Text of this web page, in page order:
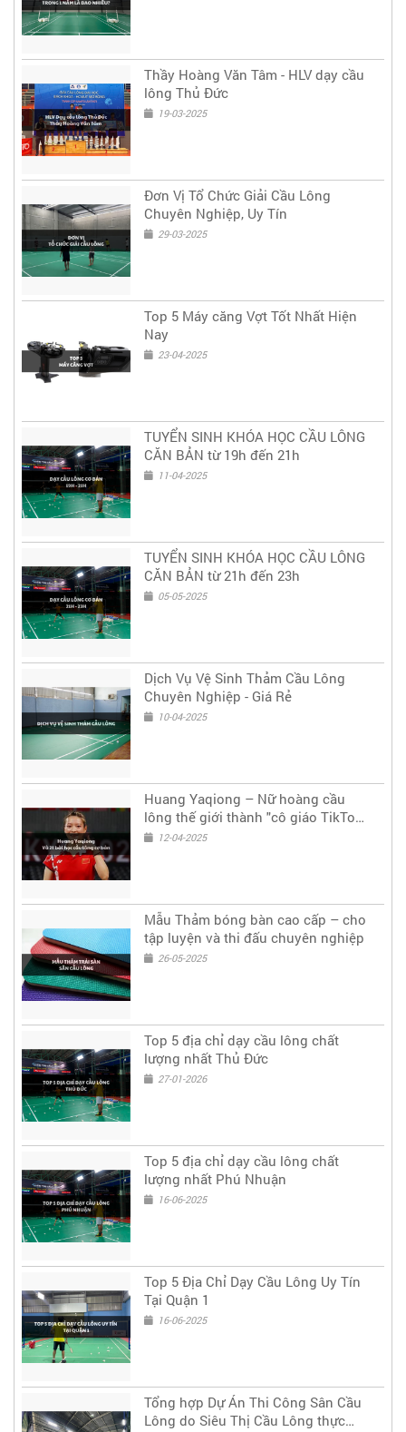
Thầy Hoàng Văn Tâm - HLV dạy cầu
lông Thủ Đức
19-03-2025
Đơn Vị Tổ Chức Giải Cầu Lông
Chuyên Nghiệp, Uy Tín
29-03-2025
Top 5 Máy căng Vợt Tốt Nhất Hiện
Nay
23-04-2025
TUYỂN SINH KHÓA HỌC CẦU LÔNG
CĂN BẢN từ 19h đến 21h
11-04-2025
TUYỂN SINH KHÓA HỌC CẦU LÔNG
CĂN BẢN từ 21h đến 23h
05-05-2025
Dịch Vụ Vệ Sinh Thảm Cầu Lông
Chuyên Nghiệp - Giá Rẻ
10-04-2025
Huang Yaqiong – Nữ hoàng cầu
lông thế giới thành "cô giáo TikTok"
truyền cảm hứng
12-04-2025
Mẫu Thảm bóng bàn cao cấp – cho
tập luyện và thi đấu chuyên nghiệp
26-05-2025
Top 5 địa chỉ dạy cầu lông chất
lượng nhất Thủ Đức
27-01-2026
Top 5 địa chỉ dạy cầu lông chất
lượng nhất Phú Nhuận
16-06-2025
Top 5 Địa Chỉ Dạy Cầu Lông Uy Tín
Tại Quận 1
16-06-2025
Tổng hợp Dự Án Thi Công Sân Cầu
Lông do Siêu Thị Cầu Lông thực